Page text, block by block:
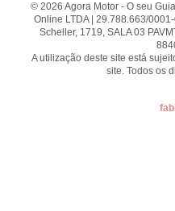
© 2026 Agora Motor - O seu
Online LTDA | 29.788.663/
Scheller, 1719, SALA 03
A utilização deste site está
site. Todos os